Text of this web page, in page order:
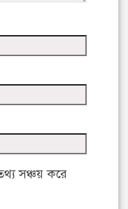
সঞ্চয় করে